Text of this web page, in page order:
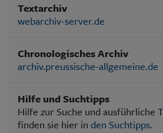
Textarchiv
webarchiv-server.de
Chronologisches Archiv
archiv.preussische-allgemeine.de
Hilfe und Suchtipps
Hilfe zur Suche und ausführliche
finden sie hier in den Suchtipps.